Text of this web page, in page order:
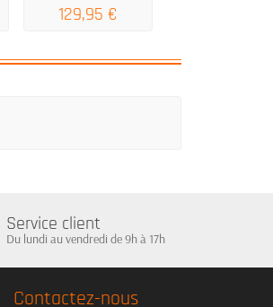
129,95 €
Service client
Du lundi au vendredi de 9h à 17h
Contactez-nous